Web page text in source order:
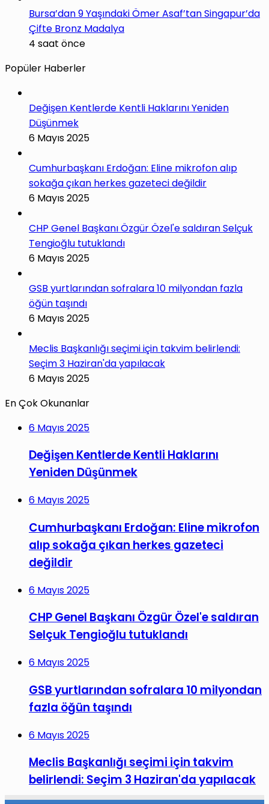
Bursa’dan 9 Yaşındaki Ömer Asaf’tan Singapur’da
Çifte Bronz Madalya
4 saat önce
Popüler Haberler
Değişen Kentlerde Kentli Haklarını Yeniden
Düşünmek
6 Mayıs 2025
Cumhurbaşkanı Erdoğan: Eline mikrofon alıp
sokağa çıkan herkes gazeteci değildir
6 Mayıs 2025
CHP Genel Başkanı Özgür Özel'e saldıran Selçuk
Tengioğlu tutuklandı
6 Mayıs 2025
GSB yurtlarından sofralara 10 milyondan fazla
öğün taşındı
6 Mayıs 2025
Meclis Başkanlığı seçimi için takvim belirlendi:
Seçim 3 Haziran'da yapılacak
6 Mayıs 2025
En Çok Okunanlar
6 Mayıs 2025
Değişen Kentlerde Kentli Haklarını
Yeniden Düşünmek
6 Mayıs 2025
Cumhurbaşkanı Erdoğan: Eline mikrofon
alıp sokağa çıkan herkes gazeteci
değildir
6 Mayıs 2025
CHP Genel Başkanı Özgür Özel'e saldıran
Selçuk Tengioğlu tutuklandı
6 Mayıs 2025
GSB yurtlarından sofralara 10 milyondan
fazla öğün taşındı
6 Mayıs 2025
Meclis Başkanlığı seçimi için takvim
belirlendi: Seçim 3 Haziran'da yapılacak